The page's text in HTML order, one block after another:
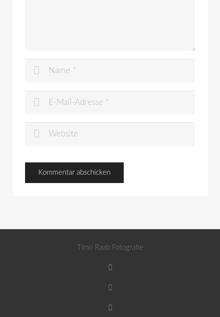
Timo Raab Fotografie